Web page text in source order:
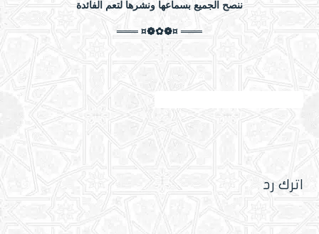
ننصح الجميع بسماعها ونشرها لتعم الفائدة
═══ ¤❁✿❁¤ ═══
اترك رد